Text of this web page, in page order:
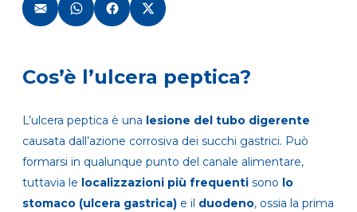
Cos’è l’ulcera peptica?
L’ulcera peptica è una lesione del tubo digerente
causata dall’azione corrosiva dei succhi gastrici. Può
formarsi in qualunque punto del canale alimentare,
tuttavia le localizzazioni più frequenti sono lo
stomaco (ulcera gastrica) e il duodeno, ossia la prima